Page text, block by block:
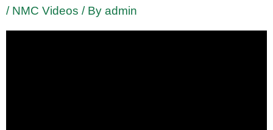
/ NMC Videos / Byadmin